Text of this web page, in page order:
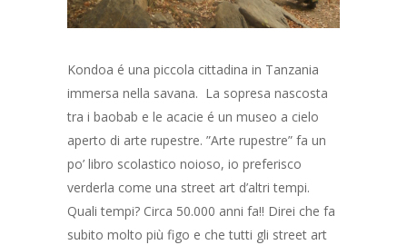
Kondoa é una piccola cittadina in Tanzania
immersa nella savana. La sopresa nascosta
tra i baobab e le acacie é un museo a cielo
aperto di arte rupestre. ”Arte rupestre” fa un
po’ libro scolastico noioso, io preferisco
verderla come una street art d’altri tempi.
Quali tempi? Circa 50.000 anni fa!! Direi che fa
subito molto più figo e che tutti gli street art